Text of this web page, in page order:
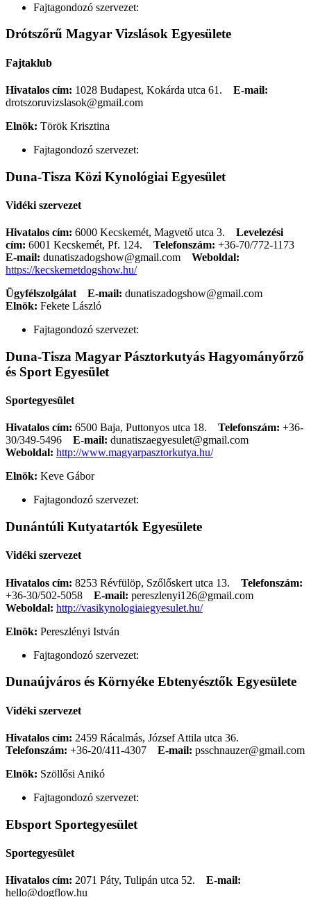
Fajtagondozó szervezet:
Drótszőrű Magyar Vizslások Egyesülete
Fajtaklub
Hivatalos cím: 1028 Budapest, Kokárda utca 61. E-mail:
drotszoruvizslasok@gmail.com
Elnök: Török Krisztina
Fajtagondozó szervezet:
Duna-Tisza Közi Kynológiai Egyesület
Vidéki szervezet
Hivatalos cím: 6000 Kecskemét, Magvető utca 3. Levelezési
cím: 6001 Kecskemét, Pf. 124. Telefonszám: +36-70/772-1173
E-mail: dunatiszadogshow@gmail.com
Weboldal:
https://kecskemetdogshow.hu/
Ügyfélszolgálat
E-mail: dunatiszadogshow@gmail.com
Elnök: Fekete László
Fajtagondozó szervezet:
Duna-Tisza Magyar Pásztorkutyás Hagyományőrző
és Sport Egyesület
Sportegyesület
Hivatalos cím: 6500 Baja, Puttonyos utca 18. Telefonszám: +36-
30/349-5496
E-mail: dunatiszaegyesulet@gmail.com
Weboldal: http://www.magyarpasztorkutya.hu/
Elnök: Keve Gábor
Fajtagondozó szervezet:
Dunántúli Kutyatartók Egyesülete
Vidéki szervezet
Hivatalos cím: 8253 Révfülöp, Szőlőskert utca 13. Telefonszám:
+36-30/502-5058
E-mail: pereszlenyi126@gmail.com
Weboldal: http://vasikynologiaiegyesulet.hu/
Elnök: Pereszlényi István
Fajtagondozó szervezet:
Dunaújváros és Környéke Ebtenyésztők Egyesülete
Vidéki szervezet
Hivatalos cím: 2459 Rácalmás, József Attila utca 36.
Telefonszám: +36-20/411-4307 E-mail: psschnauzer@gmail.com
Elnök: Szöllősi Anikó
Fajtagondozó szervezet:
Ebsport Sportegyesület
Sportegyesület
Hivatalos cím: 2071 Páty, Tulipán utca 52. E-mail:
hello@dogflow.hu